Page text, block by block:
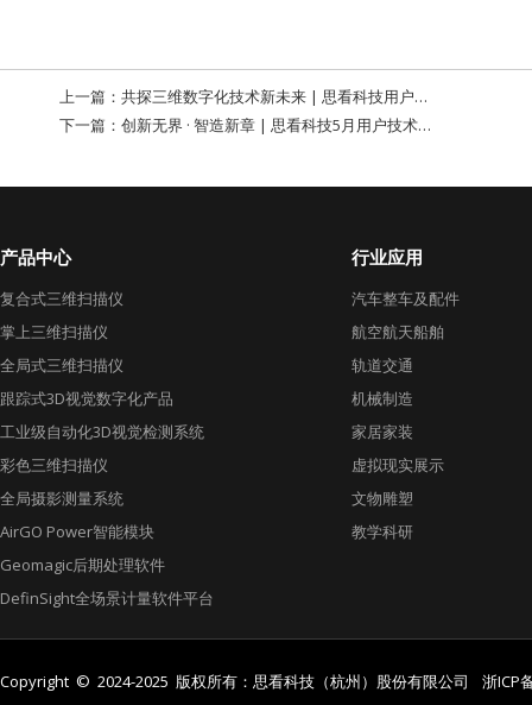
上一篇： 共探三维数字化技术新未来 | 思看科技用户技术交流大会洛阳站圆满落幕
下一篇： 创新无界 · 智造新章 | 思看科技5月用户技术交流大会现场集锦
产品中心
复合式三维扫描仪
掌上三维扫描仪
全局式三维扫描仪
跟踪式3D视觉数字化产品
工业级自动化3D视觉检测系统
彩色三维扫描仪
全局摄影测量系统
AirGO Power智能模块
Geomagic后期处理软件
DefinSight全场景计量软件平台
行业应用
汽车整车及配件
航空航天船舶
轨道交通
机械制造
家居家装
虚拟现实展示
文物雕塑
教学科研
Copyright © 2024-2025 版权所有：思看科技（杭州）股份有限公司
浙ICP